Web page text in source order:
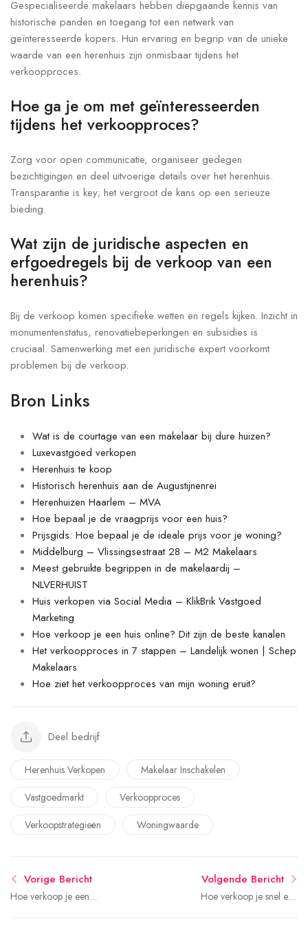
Gespecialiseerde makelaars hebben diepgaande kennis van
historische panden en toegang tot een netwerk van
geïnteresseerde kopers. Hun ervaring en begrip van de unieke
waarde van een herenhuis zijn onmisbaar tijdens het
verkoopproces.
Hoe ga je om met geïnteresseerden
tijdens het verkoopproces?
Zorg voor open communicatie, organiseer gedegen
bezichtigingen en deel uitvoerige details over het herenhuis.
Transparantie is key; het vergroot de kans op een serieuze
bieding.
Wat zijn de juridische aspecten en
erfgoedregels bij de verkoop van een
herenhuis?
Bij de verkoop komen specifieke wetten en regels kijken. Inzicht in
monumentenstatus, renovatiebeperkingen en subsidies is
cruciaal. Samenwerking met een juridische expert voorkomt
problemen bij de verkoop.
Bron Links
Wat is de courtage van een makelaar bij dure huizen?
Luxevastgoed verkopen
Herenhuis te koop
Historisch herenhuis aan de Augustijnenrei
Herenhuizen Haarlem – MVA
Hoe bepaal je de vraagprijs voor een huis?
Prijsgids: Hoe bepaal je de ideale prijs voor je woning?
Middelburg – Vlissingsestraat 28 – M2 Makelaars
Meest gebruikte begrippen in de makelaardij –
NLVERHUIST
Huis verkopen via Social Media – KlikBrik Vastgoed
Marketing
Hoe verkoop je een huis online? Dit zijn de beste kanalen
Het verkoopproces in 7 stappen – Landelijk wonen | Schep
Makelaars
Hoe ziet het verkoopproces van mijn woning eruit?
Deel bedrijf
Herenhuis Verkopen
Makelaar Inschakelen
Vastgoedmarkt
Verkoopproces
Verkoopstrategieën
Woningwaarde
Vorige Bericht
Hoe verkoop je een
Volgende Bericht
Hoe verkoop je snel een